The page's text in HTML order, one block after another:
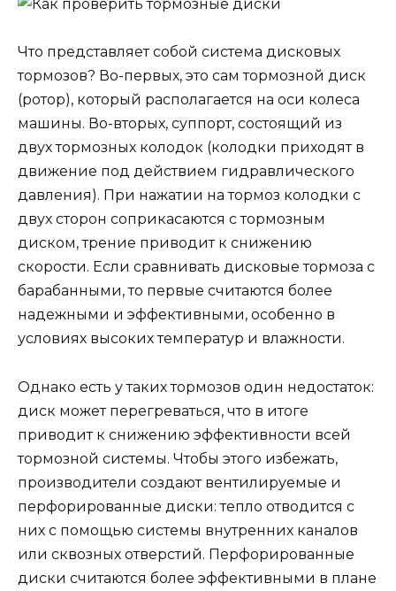
Что представляет собой система дисковых
тормозов? Во-первых, это сам тормозной диск
(ротор), который располагается на оси колеса
машины. Во-вторых, суппорт, состоящий из
двух тормозных колодок (колодки приходят в
движение под действием гидравлического
давления). При нажатии на тормоз колодки с
двух сторон соприкасаются с тормозным
диском, трение приводит к снижению
скорости. Если сравнивать дисковые тормоза с
барабанными, то первые считаются более
надежными и эффективными, особенно в
условиях высоких температур и влажности.
Однако есть у таких тормозов один недостаток:
диск может перегреваться, что в итоге
приводит к снижению эффективности всей
тормозной системы. Чтобы этого избежать,
производители создают вентилируемые и
перфорированные диски: тепло отводится с
них с помощью системы внутренних каналов
или сквозных отверстий. Перфорированные
диски считаются более эффективными в плане